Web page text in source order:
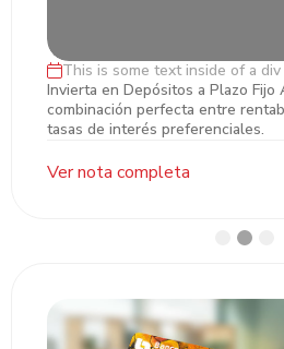
Inversiones en Plazo Fijo
This is some text inside of a div
Invierta en Depósitos a Plazo
combinación perfecta entre
tasas de interés preferenciales.
Ver nota completa